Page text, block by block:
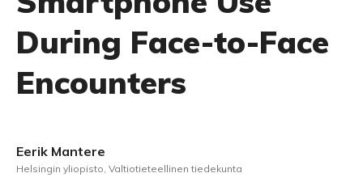
During Face-to-Face
Encounters
Eerik Mantere
Helsingin yliopisto, Valtiotieteellinen tiedekunta